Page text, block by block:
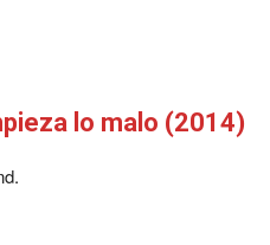
lo malo (2014)